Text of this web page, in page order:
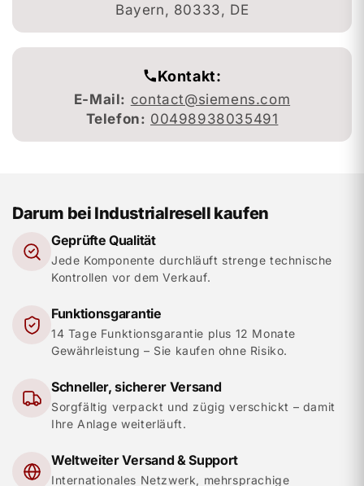
Bayern, 80333, DE
Kontakt:
E-Mail: contact@siemens.com
Telefon: 00498938035491
Darum bei Industrialresell kaufen
Geprüfte Qualität
Jede Komponente durchläuft strenge technische
Kontrollen vor dem Verkauf.
Funktionsgarantie
14 Tage Funktionsgarantie plus 12 Monate
Gewährleistung – Sie kaufen ohne Risiko.
Schneller, sicherer Versand
Sorgfältig verpackt und zügig verschickt – damit
Ihre Anlage weiterläuft.
Weltweiter Versand & Support
Internationales Netzwerk, mehrsprachige